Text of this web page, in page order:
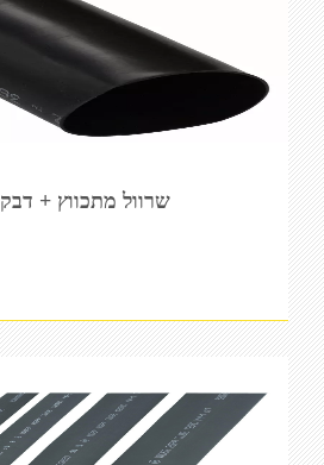
שרוול מתכווץ + דבק 35-12